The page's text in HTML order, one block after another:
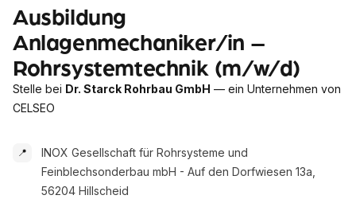
Ausbildung
Anlagenmechaniker/in –
Rohrsystemtechnik (m/w/d)
Stelle bei Dr. Starck Rohrbau GmbH — ein Unternehmen von
CELSEO
📍
INOX Gesellschaft für Rohrsysteme und
Feinblechsonderbau mbH - Auf den Dorfwiesen 13a,
56204 Hillscheid